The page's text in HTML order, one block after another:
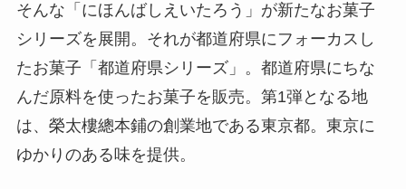
そんな「にほんばしえいたろう」が新たなお菓子
シリーズを展開。それが都道府県にフォーカスし
たお菓子「都道府県シリーズ」。都道府県にちな
んだ原料を使ったお菓子を販売。第1弾となる地
は、榮太樓總本鋪の創業地である東京都。東京に
ゆかりのある味を提供。